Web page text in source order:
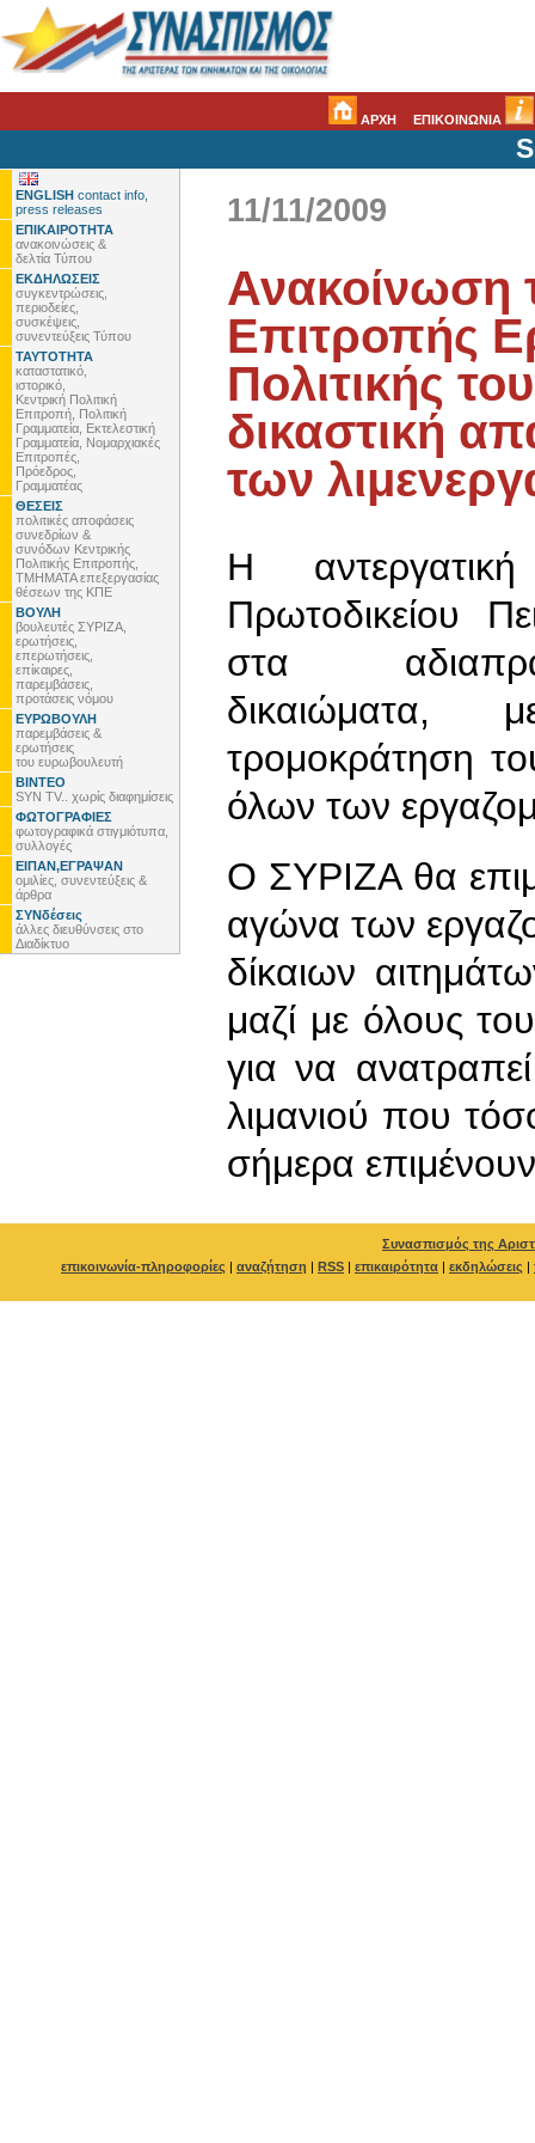
ΑΡΧΗ ΕΠΙΚΟΙΝΩΝΙΑ
ENGLISH contact info,
press releases
ΕΠΙΚΑΙΡΟΤΗΤΑ
ανακοινώσεις &
δελτία Τύπου
ΕΚΔΗΛΩΣΕΙΣ
συγκεντρώσεις,
περιοδείες,
συσκέψεις,
συνεντεύξεις Τύπου
ΤΑΥΤΟΤΗΤΑ
καταστατικό,
ιστορικό,
Κεντρική Πολιτική
Επιτροπή, Πολιτική
Γραμματεία, Εκτελεστική
Γραμματεία, Νομαρχιακές
Επιτροπές,
Πρόεδρος,
Γραμματέας
ΘΕΣΕΙΣ
πολιτικές αποφάσεις
συνεδρίων &
συνόδων Κεντρικής
Πολιτικής Επιτροπής,
ΤΜΗΜΑΤΑ επεξεργασίας
θέσεων της ΚΠΕ
ΒΟΥΛΗ
βουλευτές ΣΥΡΙΖΑ,
ερωτήσεις,
επερωτήσεις,
επίκαιρες,
παρεμβάσεις,
προτάσεις νόμου
ΕΥΡΩΒΟΥΛΗ
παρεμβάσεις &
ερωτήσεις
του ευρωβουλευτή
ΒΙΝΤΕΟ
SYN TV.. χωρίς διαφημίσεις
ΦΩΤΟΓΡΑΦΙΕΣ
φωτογραφικά στιγμιότυπα,
συλλογές
ΕΙΠΑΝ,ΕΓΡΑΨΑΝ
ομιλίες, συνεντεύξεις &
άρθρα
ΣΥΝδέσεις
άλλες διευθύνσεις στο
Διαδίκτυο
11/11/2009
Ανακοίνωση
Επιτροπής
Πολιτικής
δικαστική
των
Η
Πρωτοδικείου
στα
δικαιώματα,
τρομοκράτηση
όλων των
Ο ΣΥΡΙΖΑ θα
αγώνα των
δίκαιων
μαζί με όλους
για να
λιμανιού που
σήμερα
Συνασπισμός της
επικοινωνία-πληροφορίες | αναζήτηση | RSS | επικαιρότητα | εκδηλώσεις |